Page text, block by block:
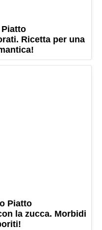
Ricetta per una
Piatto
la zucca. Morbidi